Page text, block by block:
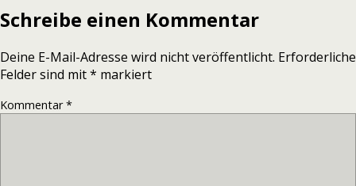
Schreibe einen Kommentar
Deine E-Mail-Adresse wird nicht veröffentlicht. Erforderliche
Felder sind mit* markiert
Kommentar*